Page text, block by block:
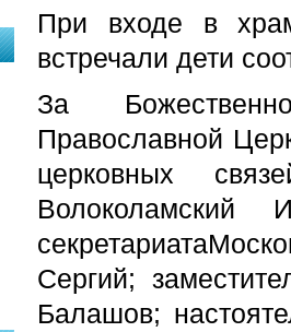
При входе в
встречали дети
За
Православной
церковных
Волоколамский
Сергий;
Балашов;